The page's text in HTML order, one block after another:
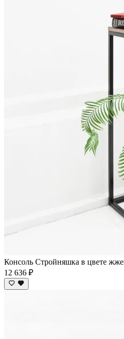
Консоль Стройняшка в цвете
12 636 ₽